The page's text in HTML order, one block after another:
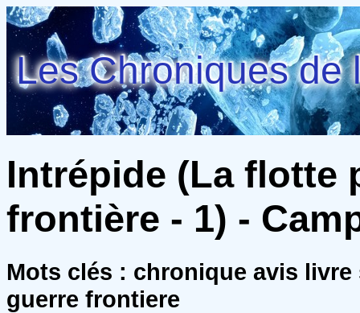
Les Chroniques de
Intrépide (La flotte
frontière - 1) -
Mots clés : chronique avis
guerre frontiere